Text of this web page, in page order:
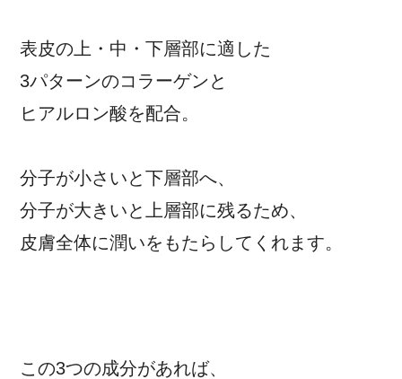
表皮の上・中・下層部に適した
3パターンのコラーゲンと
ヒアルロン酸を配合。
分子が小さいと下層部へ、
分子が大きいと上層部に残るため、
皮膚全体に潤いをもたらしてくれます。
この3つの成分があれば、